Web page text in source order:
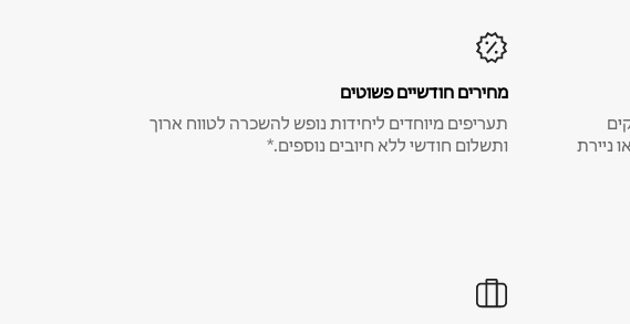
ניירת
מחירים חודשיים פשוטים
תעריפים מיוחדים ליחידות נופש להשכרה לטווח ארוך
ותשלום חודשי ללא חיובים נוספים.*